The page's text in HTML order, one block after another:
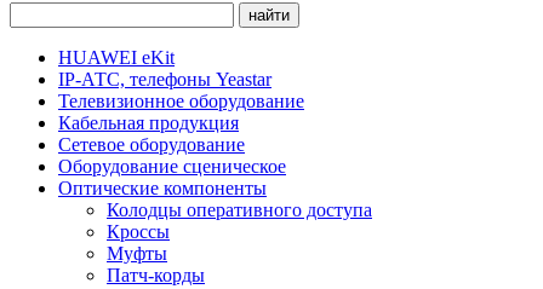
HUAWEI eKit
IP-АТС, телефоны Yeastar
Телевизионное оборудование
Кабельная продукция
Сетевое оборудование
Оборудование сценическое
Оптические компоненты
Колодцы оперативного доступа
Кроссы
Муфты
Патч-корды